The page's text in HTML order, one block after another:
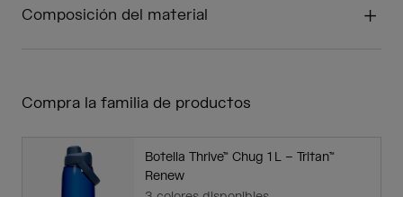
Composición del material
Compra la familia de productos
Botella Thrive™ Chug 1 L – Tritan™
Renew